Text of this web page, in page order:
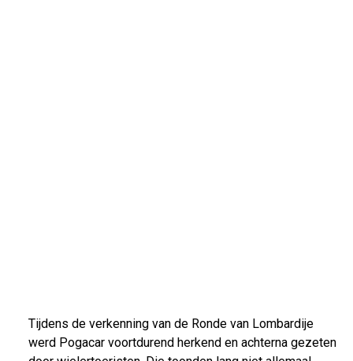
Tijdens de verkenning van de Ronde van Lombardije
werd Pogacar voortdurend herkend en achterna gezeten